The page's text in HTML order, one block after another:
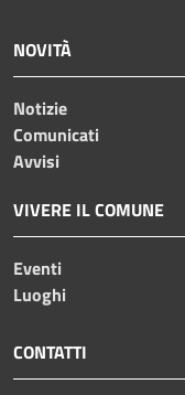
NOVITÀ
Notizie
Comunicati
Avvisi
VIVERE IL COMUNE
Eventi
Luoghi
CONTATTI